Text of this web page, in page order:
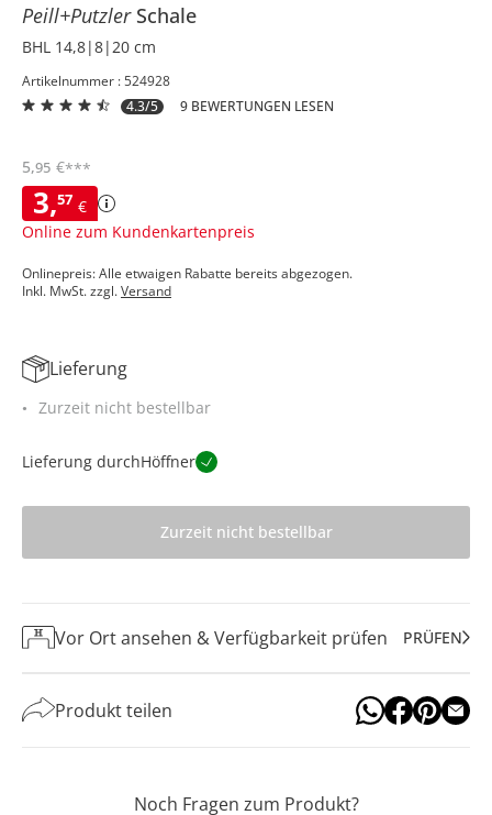
Peill+Putzler Schale
BHL 14,8|8|20 cm
Artikelnummer : 524928
4.3/5
9 BEWERTUNGEN LESEN
3,57 €
Online zum Kundenkartenpreis
5,95 €***
Onlinepreis: Alle etwaigen Rabatte bereits abgezogen.
Inkl. MwSt. zzgl.Versand
Lieferung
Zurzeit nicht bestellbar
Lieferung durchHöffner
Zurzeit nicht bestellbar
Vor Ort ansehen & Verfügbarkeit prüfen PRÜFEN
Produkt teilen
Noch Fragen zum Produkt?